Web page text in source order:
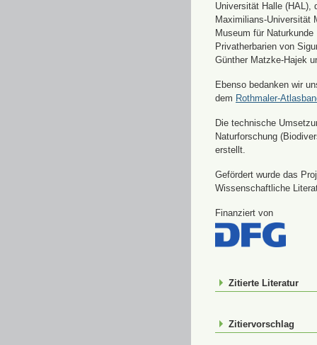
Universität Halle (HAL),
Maximilians-Universität
Museum für
Privatherbarien von
Günther Matzke-Hajek
Ebenso bedanken wir
dem Rothmaler-
Die technische
Naturforschung
erstellt.
Gefördert wurde das
Wissenschaftliche
Finanziert von
Zitierte Literatur
Zitiervorschlag